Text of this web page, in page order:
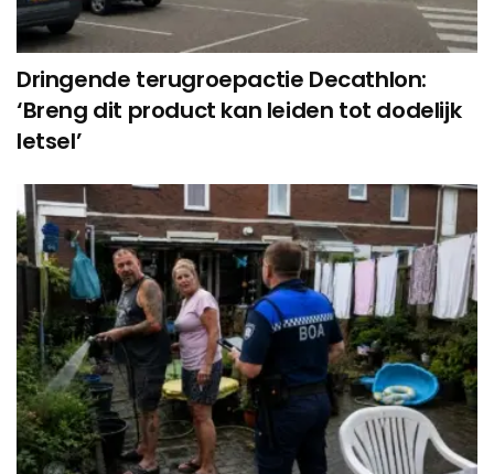
Dringende terugroepactie Decathlon:
‘Breng dit product kan leiden tot dodelijk
letsel’